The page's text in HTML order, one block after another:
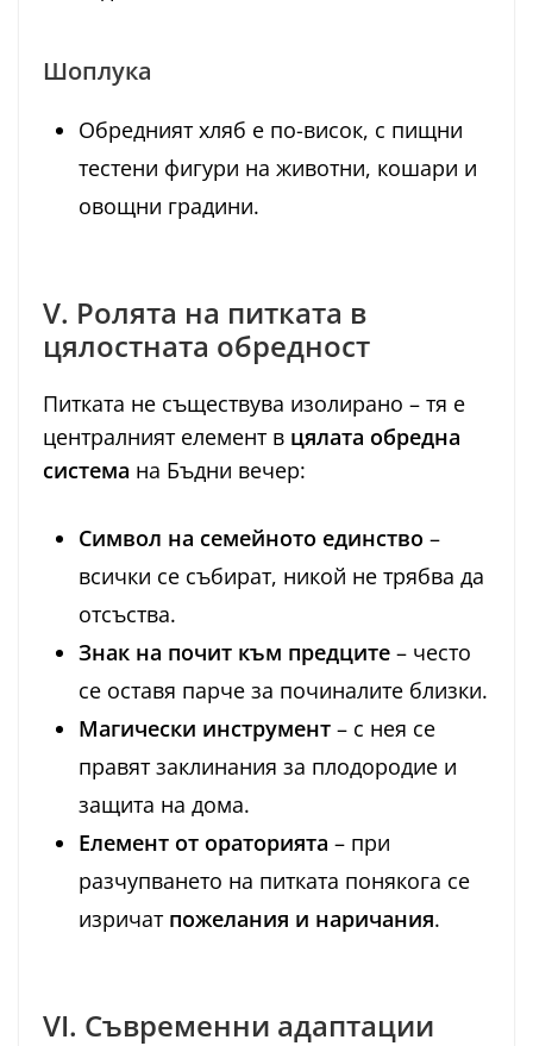
Шоплука
Обредният хляб е по-висок, с пищни
тестени фигури на животни, кошари и
овощни градини.
V. Ролята на питката в
цялостната обредност
Питката не съществува изолирано – тя е
централният елемент в цялата обредна
система на Бъдни вечер:
Символ на семейното единство –
всички се събират, никой не трябва да
отсъства.
Знак на почит към предците – често
се оставя парче за починалите близки.
Магически инструмент – с нея се
правят заклинания за плодородие и
защита на дома.
Елемент от ораторията – при
разчупването на питката понякога се
изричат пожелания и наричания.
VI. Съвременни адаптации